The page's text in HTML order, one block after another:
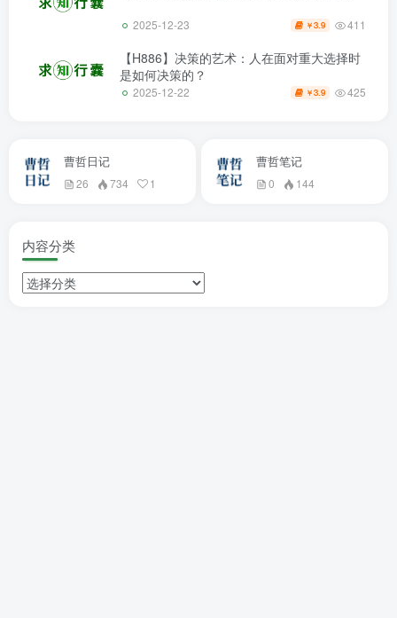
2025-12-23 ￥3.9 411
【H886】决策的艺术：人在面对重大选择时
是如何决策的？
2025-12-22 ￥3.9 425
曹哲日记
26 734 1
曹哲笔记
0 144
内容分类